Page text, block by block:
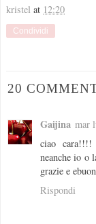
kristel at 12:20
Condividi
20
Gaijina mar
ciao cara!!!!
neanche io o
grazie e
Rispondi